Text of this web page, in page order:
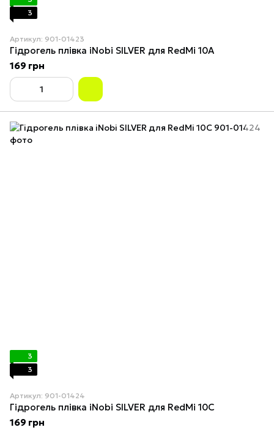
3
Артикул: 901-01423
Гідрогель плівка iNobi SILVER для RedMi 10A
169 грн
3
3
Артикул: 901-01424
Гідрогель плівка iNobi SILVER для RedMi 10C
169 грн